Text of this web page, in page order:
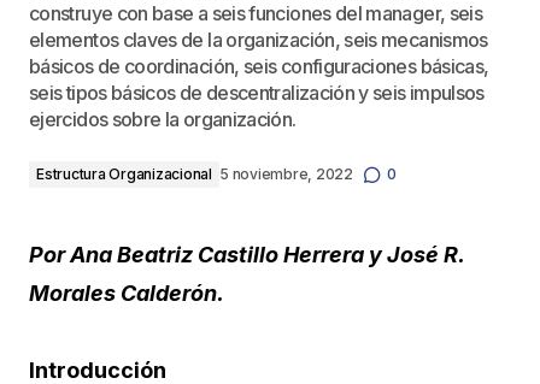
construye con base a seis funciones del manager, seis
elementos claves de la organización, seis mecanismos
básicos de coordinación, seis configuraciones básicas,
seis tipos básicos de descentralización y seis impulsos
ejercidos sobre la organización.
Estructura Organizacional 5 noviembre, 2022 0
Por Ana Beatriz Castillo Herrera y José R.
Morales Calderón.
Introducción